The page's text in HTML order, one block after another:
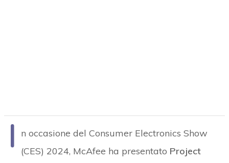
I
n occasione del Consumer Electronics Show
(CES) 2024, McAfee ha presentato Project